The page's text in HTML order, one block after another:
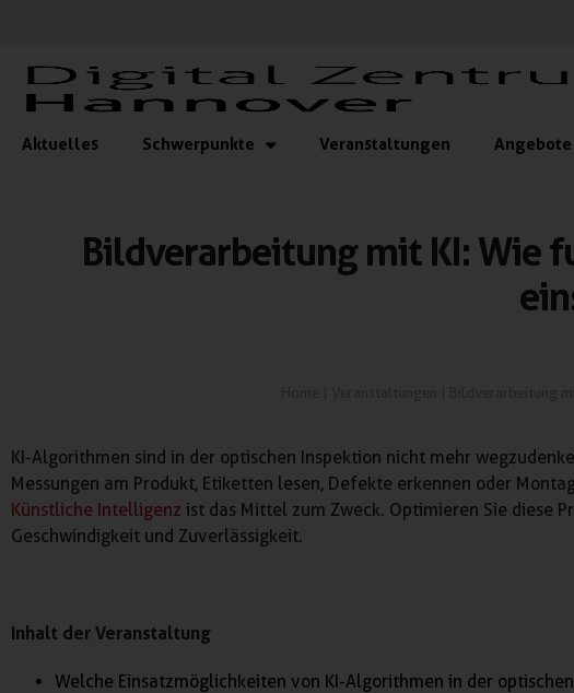
Aktuelles Schwerpunkte Veranstaltungen Angebote
Bildverarbeitung mit KI: Wie
KI-Algorithmen sind in der optischen Inspektion nicht mehr
Messungen am Produkt, Etiketten lesen, Defekte erkennen oder
Künstliche Intelligenz ist das Mittel zum Zweck. Optimieren Sie diese
Geschwindigkeit und Zuverlässigkeit.
Inhalt der Veranstaltung
Welche Einsatzmöglichkeiten von KI-Algorithmen in der